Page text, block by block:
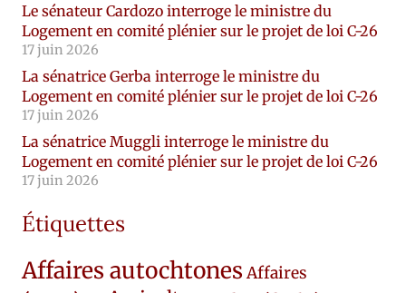
Le sénateur Cardozo interroge le ministre du
Logement en comité plénier sur le projet de loi C-26
17 juin 2026
La sénatrice Gerba interroge le ministre du
Logement en comité plénier sur le projet de loi C-26
17 juin 2026
La sénatrice Muggli interroge le ministre du
Logement en comité plénier sur le projet de loi C-26
17 juin 2026
Étiquettes
Affaires autochtones Affaires